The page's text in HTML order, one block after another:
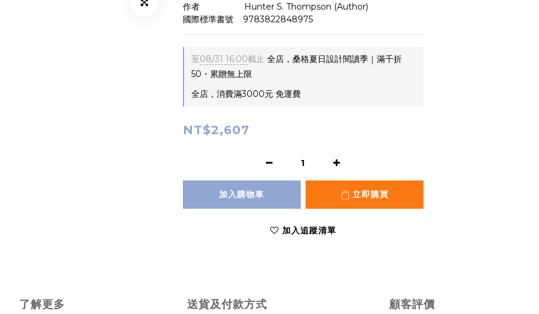
作者　　　        Hunter S. Thompson (Author)
國際標準書號    9783822848975
至08/31 16:00截止 全店，桑格夏日設計閱讀季｜滿千折
50・累贈無上限
全店，消費滿3000元 免運費
NT$2,607
加入購物車 立即購買
加入追蹤清單
了解更多 送貨及付款方式 顧客評價